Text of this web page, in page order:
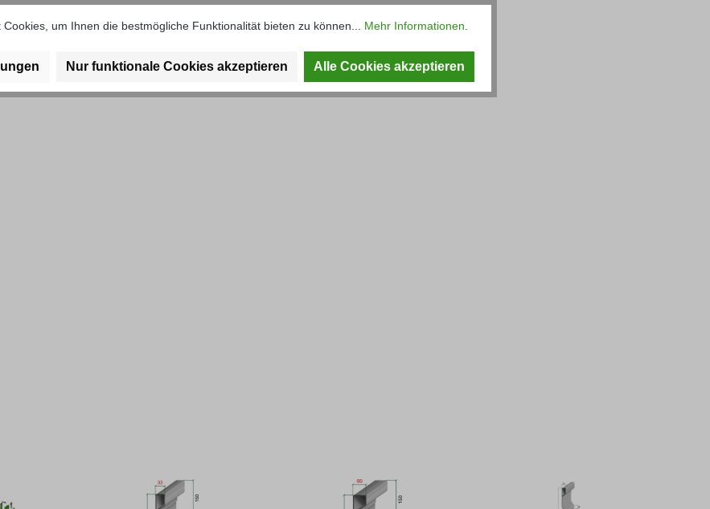
Innenseite ergibt sich eine Abdichtfunktion.
um Ihnen die bestmögliche Funktionalität bieten zu können... Mehr Informationen.
Nur funktionale Cookies akzeptieren Alle Cookies akzeptieren